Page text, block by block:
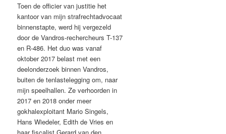
Toen de officier van justitie het
kantoor van mijn strafrechtadvocaat
binnenstapte, werd hij vergezeld
door de Vandros-rechercheurs T-137
en R-486. Het duo was vanaf
oktober 2017 belast met een
deelonderzoek binnen Vandros,
buiten de tenlastelegging om, naar
mijn speelhallen. Ze verhoorden in
2017 en 2018 onder meer
gokhalexploitant Mario Singels,
Hans Wiedeler, Edith de Vries en
haar fiscalist Gerard van den